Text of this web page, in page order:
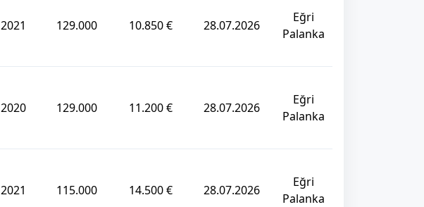
2021 129.000 10.850 € 28.07.2026
Eğri
Palanka
2020 129.000 11.200 € 28.07.2026
Eğri
Palanka
2021 115.000 14.500 € 28.07.2026
Eğri
Palanka